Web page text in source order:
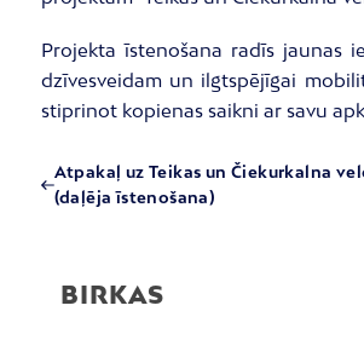
Projekta īstenošana radīs jaunas
dzīvesveidam un ilgtspējīgai
stiprinot kopienas saikni ar savu
Atpakaļ uz Teikas un Čiekurkalna
(daļēja īstenošana)
BIRKAS